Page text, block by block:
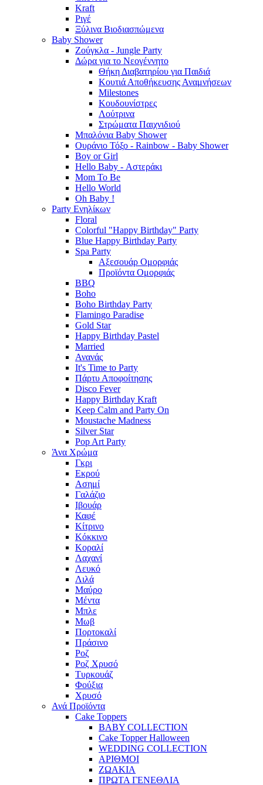
Kraft
Ριγέ
Ξύλινα Βιοδιασπώμενα
Baby Shower
Ζούγκλα - Jungle Party
Δώρα για το Νεογέννητο
Θήκη Διαβατηρίου για Παιδιά
Κουτιά Αποθήκευσης Αναμνήσεων
Milestones
Κουδουνίστρες
Λούτρινα
Στρώματα Παιχνιδιού
Μπαλόνια Baby Shower
Ουράνιο Τόξο - Rainbow - Baby Shower
Boy or Girl
Hello Baby - Αστεράκι
Mom To Be
Hello World
Oh Baby !
Party Ενηλίκων
Floral
Colorful "Happy Birthday" Party
Blue Happy Birthday Party
Spa Party
Αξεσουάρ Ομορφιάς
Προϊόντα Ομορφιάς
BBQ
Boho
Boho Birthday Party
Flamingo Paradise
Gold Star
Happy Birthday Pastel
Married
Ανανάς
It's Time to Party
Πάρτυ Αποφοίτησης
Disco Fever
Happy Birthday Kraft
Keep Calm and Party On
Moustache Madness
Silver Star
Pop Art Party
Άνα Χρώμα
Γκρι
Εκρού
Ασημί
Γαλάζιο
Ιβουάρ
Καφέ
Κίτρινο
Κόκκινο
Κοραλί
Λαχανί
Λευκό
Λιλά
Μαύρο
Μέντα
Μπλε
Μωβ
Πορτοκαλί
Πράσινο
Ροζ
Ροζ Χρυσό
Τυρκουάζ
Φούξια
Χρυσό
Ανά Προϊόντα
Cake Toppers
BABY COLLECTION
Cake Topper Halloween
WEDDING COLLECTION
ΑΡΙΘΜΟΙ
ΖΩΑΚΙΑ
ΠΡΩΤΑ ΓΕΝΕΘΛΙΑ